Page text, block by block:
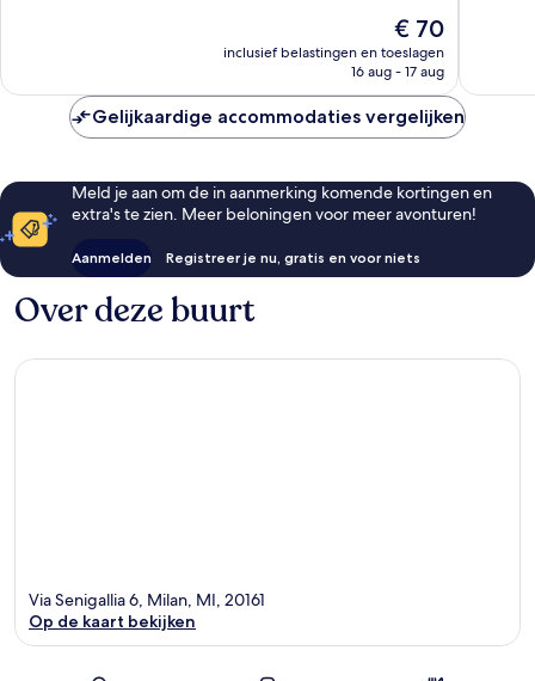
beoordelingen
De
prijs
€ 70
inclusief belastingen en toeslagen
16 aug - 17 aug
Gelijkaardige accommodaties vergelijken
Meld je aan om de in aanmerking komende kortingen en
extra's te zien. Meer beloningen voor meer avonturen!
Aanmelden Registreer je nu, gratis en voor niets
Over deze buurt
Via Senigallia 6, Milan, MI, 20161
Op de kaart bekijken